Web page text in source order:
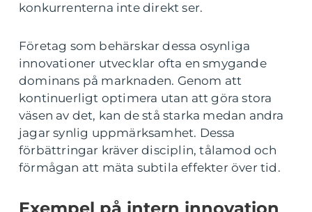
konkurrenterna inte direkt ser.
Företag som behärskar dessa osynliga
innovationer utvecklar ofta en smygande
dominans på marknaden. Genom att
kontinuerligt optimera utan att göra stora
väsen av det, kan de stå starka medan andra
jagar synlig uppmärksamhet. Dessa
förbättringar kräver disciplin, tålamod och
förmågan att mäta subtila effekter över tid.